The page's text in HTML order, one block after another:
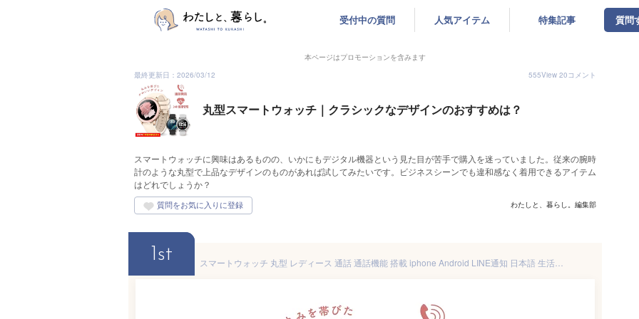
受付中の質問 人気アイテム 特集記事 質問
本ページはプロモーションを含みます
最終更新日：2026/03/12
555View 20コメント
丸型スマートウォッチ｜クラシックなデザインのおすすめは？
スマートウォッチに興味はあるものの、いかにもデジタル機器という見た目が苦手で購入を迷っていました。従来の腕時
計のような丸型で上品なデザインのものがあれば試してみたいです。ビジネスシーンでも違和感なく着用できるアイテム
はどれでしょうか？
わたしと、暮らし。編集部
1st